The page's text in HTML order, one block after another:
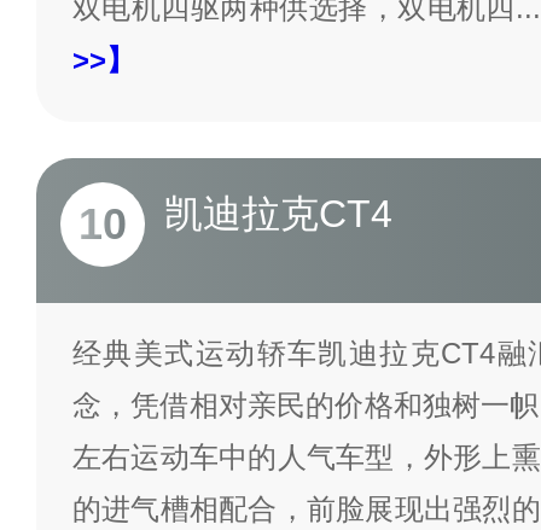
双电机四驱两种供选择，双电机四 ...
>>】
10 凯迪拉克CT4
经典美式运动轿车凯迪拉克CT4融
念，凭借相对亲民的价格和独树一
左右运动车中的人气车型，外形上
的进气槽相配合，前脸展现出强烈